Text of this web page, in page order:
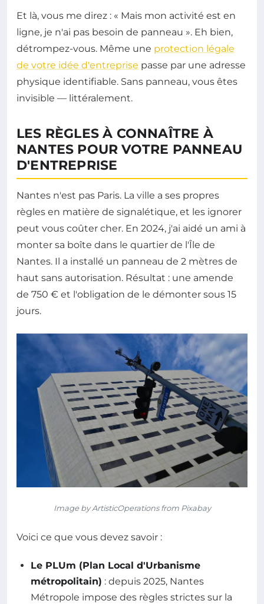
Et là, vous me direz : « Mais mon activité est en
ligne, je n'ai pas besoin de panneau ». Eh bien,
détrompez-vous. Même une protection légale
de votre idée d'entreprise passe par une adresse
physique identifiable. Sans panneau, vous êtes
invisible — littéralement.
LES RÈGLES À CONNAÎTRE À
NANTES POUR VOTRE PANNEAU
D'ENTREPRISE
Nantes n'est pas Paris. La ville a ses propres
règles en matière de signalétique, et les ignorer
peut vous coûter cher. En 2024, j'ai aidé un ami à
monter sa boîte dans le quartier de l'Île de
Nantes. Il a installé un panneau de 2 mètres de
haut sans autorisation. Résultat : une amende
de 750 € et l'obligation de le démonter sous 15
jours.
Image by ArtisticOperations from Pixabay
Voici ce que vous devez savoir :
Le PLUm (Plan Local d'Urbanisme
métropolitain) : depuis 2025, Nantes
Métropole impose des règles strictes sur la